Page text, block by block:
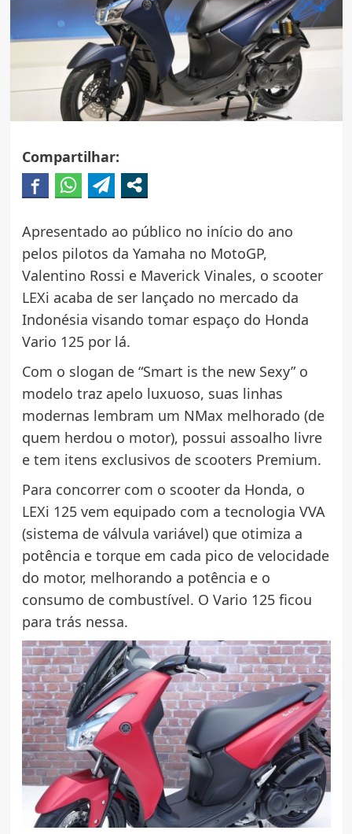
Compartilhar:
Apresentado ao público no início do ano
pelos pilotos da Yamaha no MotoGP,
Valentino Rossi e Maverick Vinales, o scooter
LEXi acaba de ser lançado no mercado da
Indonésia visando tomar espaço do Honda
Vario 125 por lá.
Com o slogan de “Smart is the new Sexy” o
modelo traz apelo luxuoso, suas linhas
modernas lembram um NMax melhorado (de
quem herdou o motor), possui assoalho livre
e tem itens exclusivos de scooters Premium.
Para concorrer com o scooter da Honda, o
LEXi 125 vem equipado com a tecnologia VVA
(sistema de válvula variável) que otimiza a
potência e torque em cada pico de velocidade
do motor, melhorando a potência e o
consumo de combustível. O Vario 125 ficou
para trás nessa.